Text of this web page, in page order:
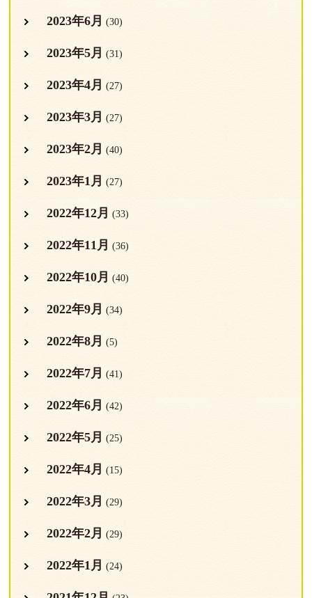
2023年6月 (30)
2023年5月 (31)
2023年4月 (27)
2023年3月 (27)
2023年2月 (40)
2023年1月 (27)
2022年12月 (33)
2022年11月 (36)
2022年10月 (40)
2022年9月 (34)
2022年8月 (5)
2022年7月 (41)
2022年6月 (42)
2022年5月 (25)
2022年4月 (15)
2022年3月 (29)
2022年2月 (29)
2022年1月 (24)